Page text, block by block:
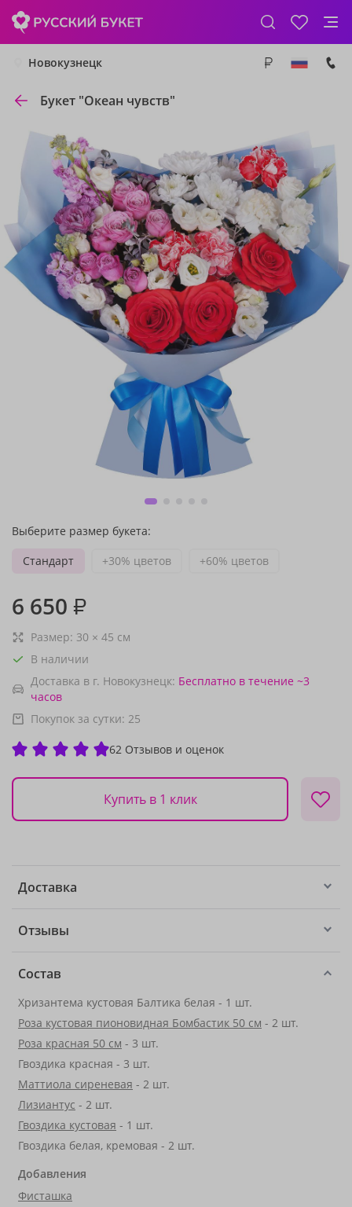
Новокузнецк
Букет "Океан чувств"
Выберите размер букета:
Стандарт
+30% цветов +60% цветов
6 650 ₽
Размер: 30 × 45 см
В наличии
Доставка в г. Новокузнецк: Бесплатно в течение ~3
часов
Покупок за сутки: 25
62 Отзывов и оценок
Купить в 1 клик
Доставка
Отзывы
Состав
Хризантема кустовая Балтика белая - 1 шт.
Роза кустовая пионовидная Бомбастик 50 см - 2 шт.
Роза красная 50 см - 3 шт.
Гвоздика красная - 3 шт.
Маттиола сиреневая - 2 шт.
Лизиантус - 2 шт.
Гвоздика кустовая - 1 шт.
Гвоздика белая, кремовая - 2 шт.
Добавления
Фисташка